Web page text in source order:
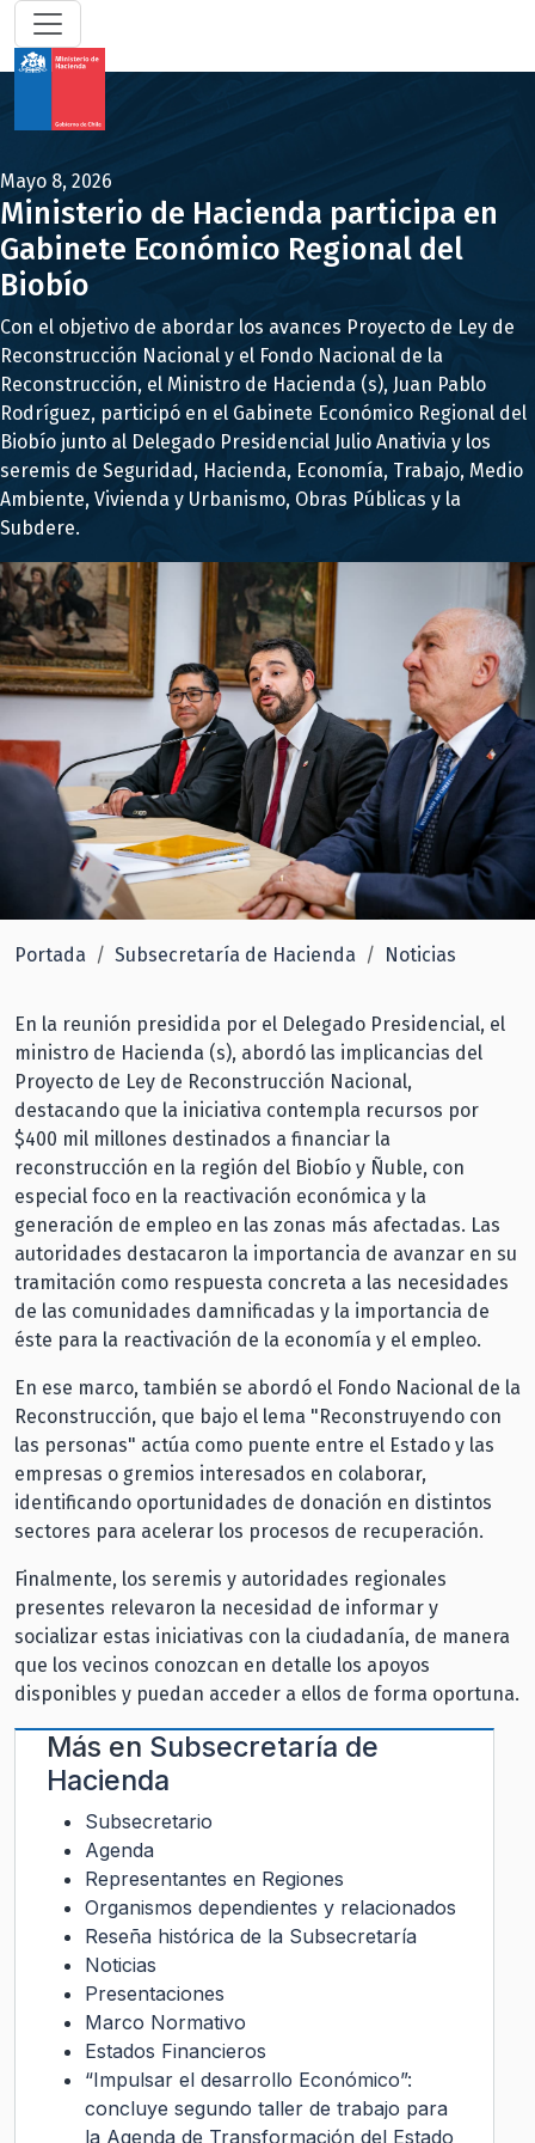
Mayo 8, 2026
Ministerio de Hacienda participa en
Gabinete Económico Regional del
Biobío
Con el objetivo de abordar los avances Proyecto de Ley de
Reconstrucción Nacional y el Fondo Nacional de la
Reconstrucción, el Ministro de Hacienda (s), Juan Pablo
Rodríguez, participó en el Gabinete Económico Regional del
Biobío junto al Delegado Presidencial Julio Anativia y los
seremis de Seguridad, Hacienda, Economía, Trabajo, Medio
Ambiente, Vivienda y Urbanismo, Obras Públicas y la
Subdere.
Portada Subsecretaría de Hacienda Noticias
En la reunión presidida por el Delegado Presidencial, el
ministro de Hacienda (s), abordó las implicancias del
Proyecto de Ley de Reconstrucción Nacional,
destacando que la iniciativa contempla recursos por
$400 mil millones destinados a financiar la
reconstrucción en la región del Biobío y Ñuble, con
especial foco en la reactivación económica y la
generación de empleo en las zonas más afectadas. Las
autoridades destacaron la importancia de avanzar en su
tramitación como respuesta concreta a las necesidades
de las comunidades damnificadas y la importancia de
éste para la reactivación de la economía y el empleo.
En ese marco, también se abordó el Fondo Nacional de la
Reconstrucción, que bajo el lema "Reconstruyendo con
las personas" actúa como puente entre el Estado y las
empresas o gremios interesados en colaborar,
identificando oportunidades de donación en distintos
sectores para acelerar los procesos de recuperación.
Finalmente, los seremis y autoridades regionales
presentes relevaron la necesidad de informar y
socializar estas iniciativas con la ciudadanía, de manera
que los vecinos conozcan en detalle los apoyos
disponibles y puedan acceder a ellos de forma oportuna.
Más en Subsecretaría de
Hacienda
Subsecretario
Agenda
Representantes en Regiones
Organismos dependientes y relacionados
Reseña histórica de la Subsecretaría
Noticias
Presentaciones
Marco Normativo
Estados Financieros
“Impulsar el desarrollo Económico”:
concluye segundo taller de trabajo para
la Agenda de Transformación del Estado